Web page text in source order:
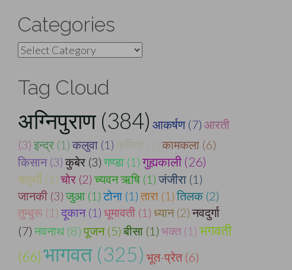
Categories
Categories
Tag Cloud
अग्निपुराण (384) आकर्षण (7) आरती
(3) इन्द्र (1) कलुवा (1) कविता (1) कामकला (6)
किसान (3) कुबेर (3) गण्डा (1) गुह्यकाली (26)
चतुर्थी (1) चोर (2) च्यवन ऋषि (1) जंजीरा (1)
जानकी (3) जुआ (1) टोना (1) तारा (1) तिलक (2)
तुम्बुरू (1) दूकान (1) धूमावती (1) ध्यान (2) नवदुर्गा
(7) नवनाथ (8) पूजन (5) बीसा (1) भक्त (1) भगवती
(66)भागवत (325) भूत-प्रेत (6)